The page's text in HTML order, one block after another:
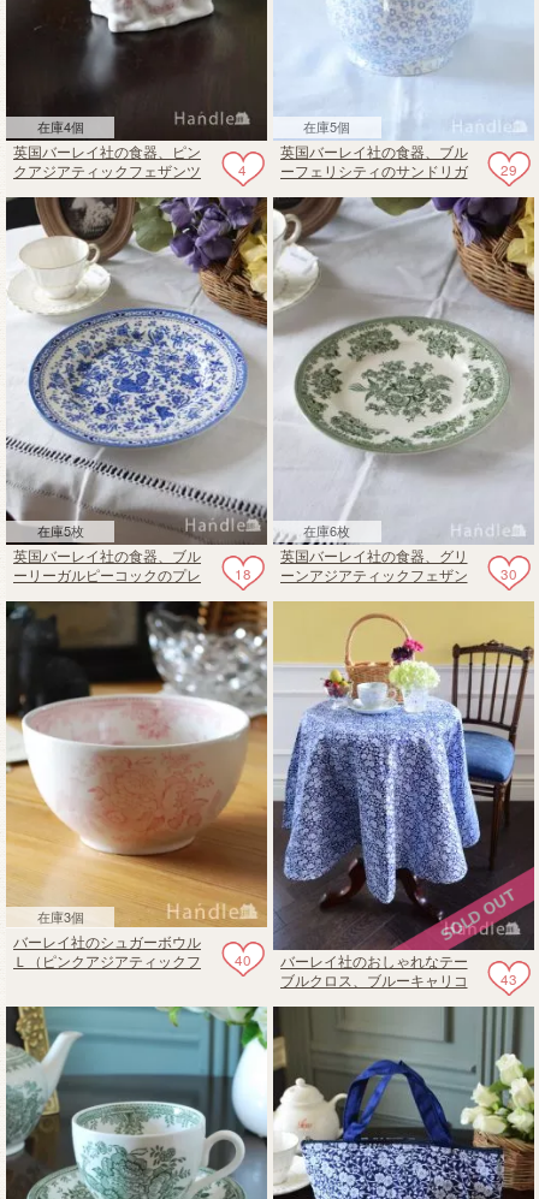
在庫4個
4
英国バーレイ社の食器、ピン
クアジアティックフェザンツ
在庫5個
29
英国バーレイ社の食器、ブル
ーフェリシティのサンドリガ
在庫5枚
18
英国バーレイ社の食器、ブル
ーリーガルピーコックのプレ
在庫6枚
30
英国バーレイ社の食器、グリ
ーンアジアティックフェザン
在庫3個
40
バーレイ社のシュガーボウル
Ｌ（ピンクアジアティックフ
43
バーレイ社のおしゃれなテー
ブルクロス、ブルーキャリコ